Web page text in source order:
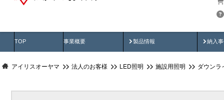
TOP 事業概要 製品情報
製品動画 納入
納
アイリスオーヤマ 法人のお客様 LED照明 施設用照明 ダウンラ